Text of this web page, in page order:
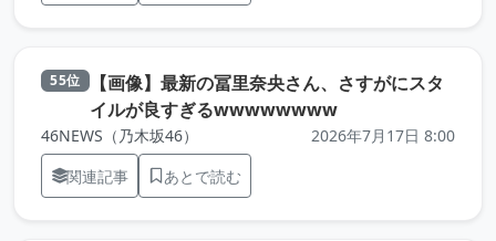
55位
【画像】最新の冨里奈央さん、さすがにスタ
イルが良すぎるwwwwwwww（元記事を新しい
46NEWS（乃木坂46）
2026年7月17日 8:00
関連記事
あとで読む